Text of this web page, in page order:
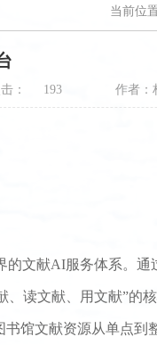
当前位
： 193 作者：
的文献AI服务体系。通
读文献、用文献”的
馆文献资源从单点到